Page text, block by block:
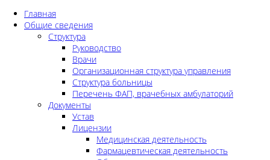
Главная
Общие сведения
Структура
Руководство
Врачи
Организационная структура управления
Структура больницы
Перечень ФАП, врачебных амбулаторий
Документы
Устав
Лицензии
Медицинская деятельность
Фармацевтическая деятельность